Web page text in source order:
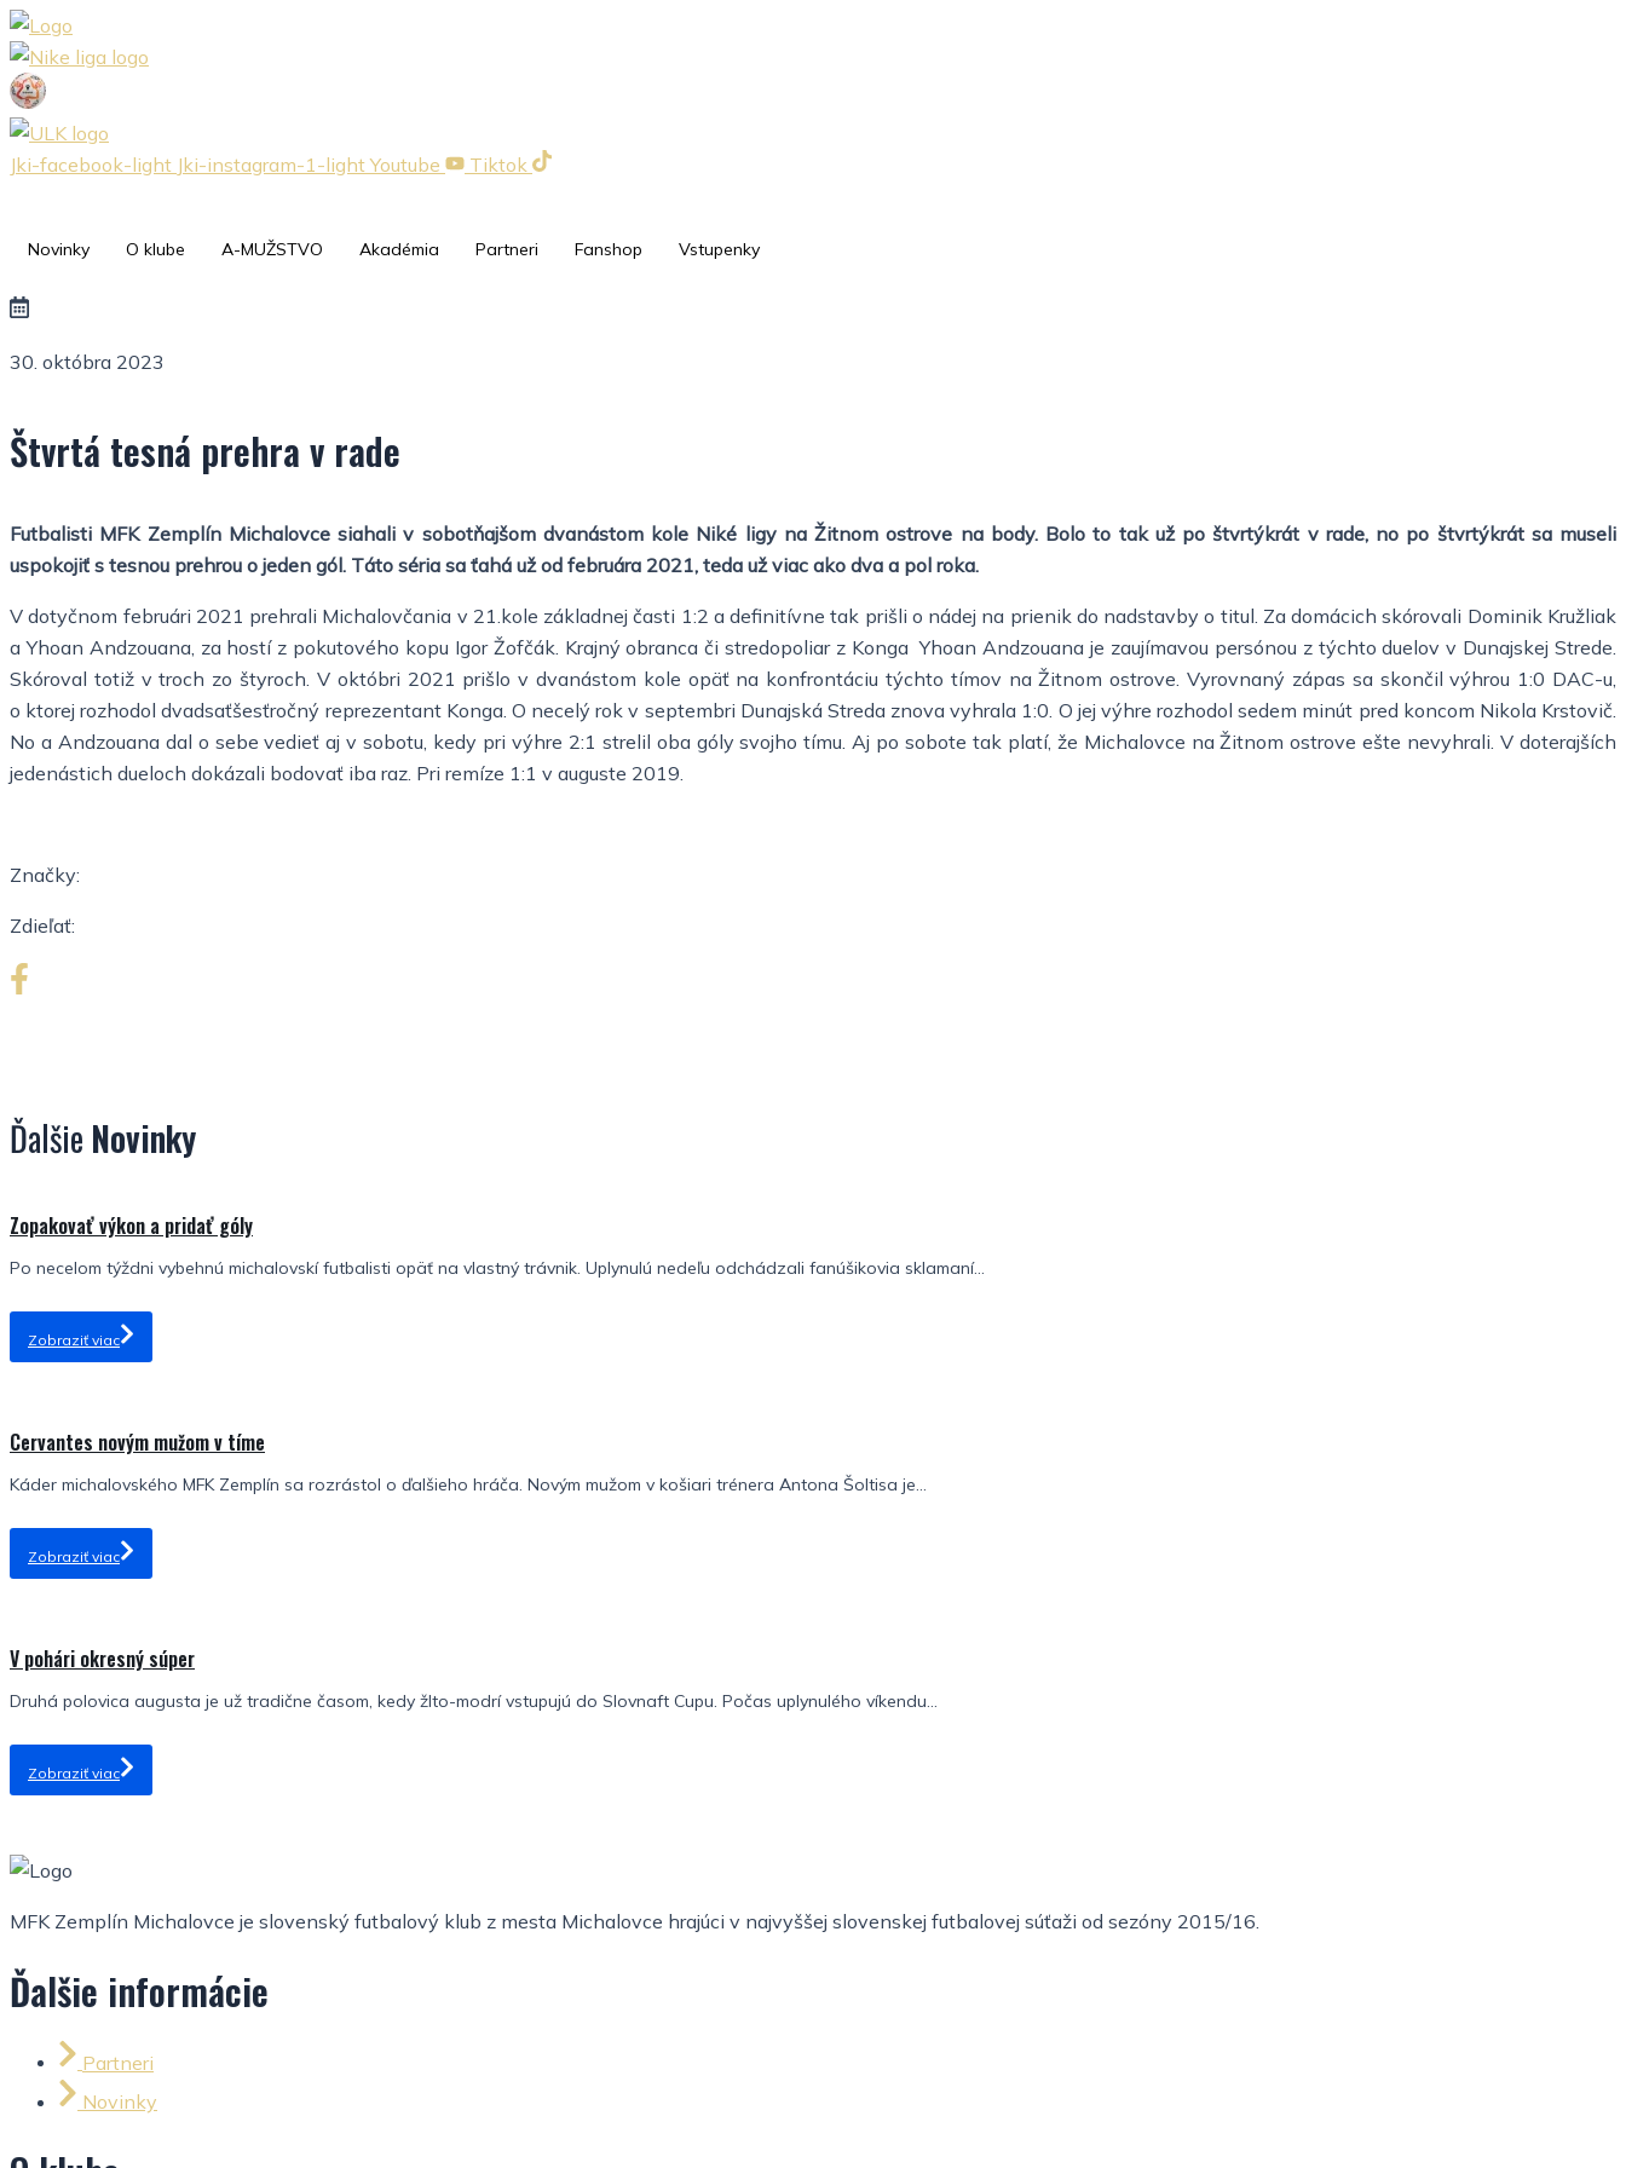
Preskočiť
na
obsah
Jki-facebook-light Jki-instagram-1-light Youtube Tiktok
Novinky O klube A-MUŽSTVO Akadémia Partneri Fanshop Vstupenky
30. októbra 2023
Štvrtá tesná prehra v rade
Futbalisti MFK Zemplín Michalovce siahali v sobotňajšom dvanástom kole Niké ligy na Žitnom ostrove na body. Bolo to tak už po štvrtýkrát v rade, no po štvrtýkrát sa museli
uspokojiť s tesnou prehrou o jeden gól. Táto séria sa ťahá už od februára 2021, teda už viac ako dva a pol roka.
V dotyčnom februári 2021 prehrali Michalovčania v 21.kole základnej časti 1:2 a definitívne tak prišli o nádej na prienik do nadstavby o titul. Za domácich skórovali Dominik Kružliak
a Yhoan Andzouana, za hostí z pokutového kopu Igor Žofčák. Krajný obranca či stredopoliar z Konga Yhoan Andzouana je zaujímavou persónou z týchto duelov v Dunajskej Strede.
Skóroval totiž v troch zo štyroch. V októbri 2021 prišlo v dvanástom kole opäť na konfrontáciu týchto tímov na Žitnom ostrove. Vyrovnaný zápas sa skončil výhrou 1:0 DAC-u,
o ktorej rozhodol dvadsaťšesťročný reprezentant Konga. O necelý rok v septembri Dunajská Streda znova vyhrala 1:0. O jej výhre rozhodol sedem minút pred koncom Nikola Krstovič.
No a Andzouana dal o sebe vedieť aj v sobotu, kedy pri výhre 2:1 strelil oba góly svojho tímu. Aj po sobote tak platí, že Michalovce na Žitnom ostrove ešte nevyhrali. V doterajších
jedenástich dueloch dokázali bodovať iba raz. Pri remíze 1:1 v auguste 2019.
Značky:
Zdieľať:
Ďalšie Novinky
Zopakovať výkon a pridať góly
Po necelom týždni vybehnú michalovskí futbalisti opäť na vlastný trávnik. Uplynulú nedeľu odchádzali fanúšikovia sklamaní...
Zobraziť viac
Cervantes novým mužom v tíme
Káder michalovského MFK Zemplín sa rozrástol o ďalšieho hráča. Novým mužom v košiari trénera Antona Šoltisa je...
Zobraziť viac
V pohári okresný súper
Druhá polovica augusta je už tradične časom, kedy žlto-modrí vstupujú do Slovnaft Cupu. Počas uplynulého víkendu...
Zobraziť viac
MFK Zemplín Michalovce je slovenský futbalový klub z mesta Michalovce hrajúci v najvyššej slovenskej futbalovej súťaži od sezóny 2015/16.
Ďalšie informácie
Partneri
Novinky